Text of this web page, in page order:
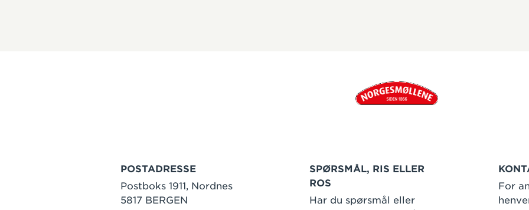
POSTADRESSE
Postboks 1911, Nordnes
5817 BERGEN
SPØRSMÅL, RIS ELLER
ROS
Har du spørsmål eller
For